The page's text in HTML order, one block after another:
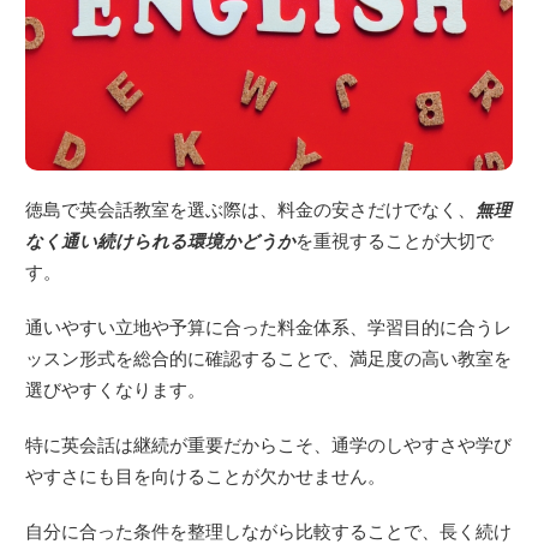
徳島で英会話教室を選ぶ際は、料金の安さだけでなく、 無理
なく通い続けられる環境かどうかを重視することが大切で
す。
通いやすい立地や予算に合った料金体系、学習目的に合うレ
ッスン形式を総合的に確認することで、満足度の高い教室を
選びやすくなります。
特に英会話は継続が重要だからこそ、通学のしやすさや学び
やすさにも目を向けることが欠かせません。
自分に合った条件を整理しながら比較することで、長く続け